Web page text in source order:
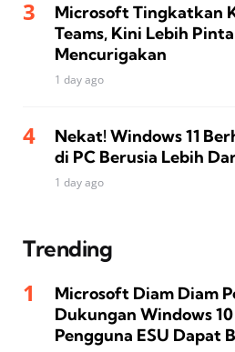
Microsoft Tingkatkan
Teams, Kini Lebih
Mencurigakan
1 day ago
Nekat! Windows 11
di PC Berusia Lebih
1 day ago
Trending
Microsoft Diam Diam
Dukungan Windows
Pengguna ESU Dapat